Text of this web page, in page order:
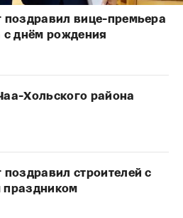
вице-премьера
днём рождения
Хольского района
строителей с